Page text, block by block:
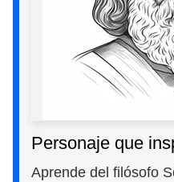
Personaje que
Aprende del filósofo